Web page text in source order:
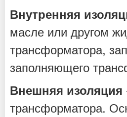
Внутренняя
масле или другом
трансформатора,
заполняющего
Внешняя изоляция
трансформатора.